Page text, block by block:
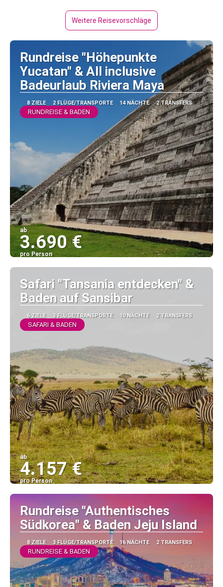
Weitere Reisevorschläge
Rundreise "Höhepunkte
Yucatan" & All inclusive
Badeurlaub Riviera Maya
8 ZIELE 2 FLÜGE/TRANSPORTE 14 NÄCHTE 2 TRANSFERS
RUNDREISE & BADEN
ab
3.690 €
pro Person
Sehen
Safari "Tansania entdecken" &
Baden auf Sansibar
6 ZIELE 3 FLÜGE/TRANSPORTE 10 NÄCHTE 2 TRANSFERS
SAFARI & BADEN
ab
4.157 €
pro Person
Sehen
Rundreise "Authentisches
Südkorea" & Baden Jeju Island
8 ZIELE 3 FLÜGE/TRANSPORTE 16 NÄCHTE 2 TRANSFERS
RUNDREISE & BADEN